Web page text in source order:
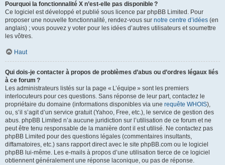
Pourquoi la fonctionnalité X n’est-elle pas disponible ?
Ce logiciel est développé et publié sous licence par phpBB Limited. Pour
proposer une nouvelle fonctionnalité, rendez-vous sur notre centre d’idées (en
anglais) ; vous pouvez y voter pour les idées d’autres utilisateurs et soumettre
les vôtres.
Haut
Qui dois-je contacter à propos de problèmes d’abus ou d’ordres légaux liés
à ce forum ?
Les administrateurs listés sur la page « L’équipe » sont les premiers
interlocuteurs pour ces questions. Sans réponse de leur part, contactez le
propriétaire du domaine (informations disponibles via une requête WHOIS),
ou, s’il s’agit d’un service gratuit (Yahoo, Free, etc.), le service de gestion des
abus. phpBB Limited n’a aucune juridiction sur l’utilisation de ce forum et ne
peut être tenu responsable de la manière dont il est utilisé. Ne contactez pas
phpBB Limited pour des questions légales (commentaires insultants,
diffamatoires, etc.) sans rapport direct avec le site phpBB.com ou le logiciel
phpBB lui-même. Les e-mails à propos d’une utilisation tierce de ce logiciel
obtiennent généralement une réponse laconique, ou pas de réponse.